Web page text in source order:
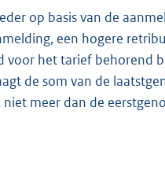
op basis van de
een hogere
voor het tarief behorend
de som van de
meer dan de